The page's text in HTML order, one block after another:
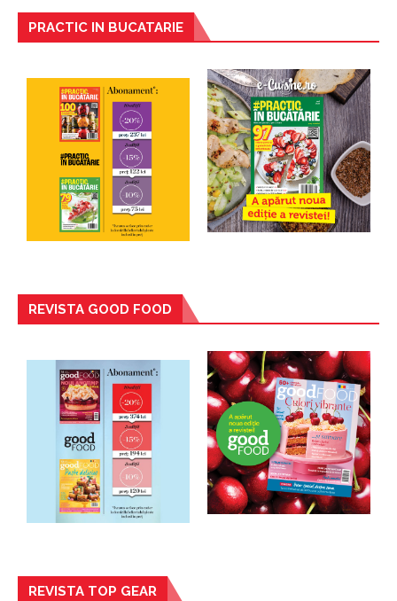
PRACTIC IN BUCATARIE
REVISTA GOOD FOOD
REVISTA TOP GEAR